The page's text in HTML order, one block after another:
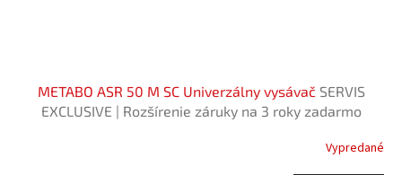
METABO ASR 50 M SC Univerzálny vysávač SERVIS
EXCLUSIVE | Rozšírenie záruky na 3 roky zadarmo
Vypredané